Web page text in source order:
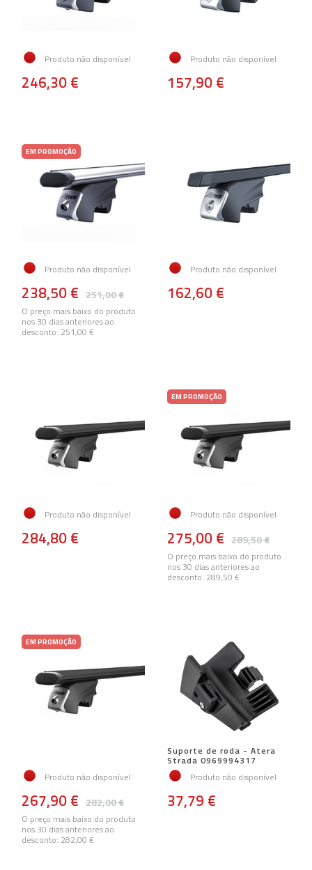
Produto não disponível
246,30 €
Produto não disponível
157,90 €
EM PROMOÇÃO
Produto não disponível
251,00 €
238,50 €
O preço mais baixo do produto
nos 30 dias anteriores ao
desconto: 251,00 €
Produto não disponível
162,60 €
Produto não disponível
284,80 €
EM PROMOÇÃO
Produto não disponível
289,50 €
275,00 €
O preço mais baixo do produto
nos 30 dias anteriores ao
desconto: 289,50 €
EM PROMOÇÃO
Produto não disponível
282,00 €
267,90 €
O preço mais baixo do produto
nos 30 dias anteriores ao
desconto: 282,00 €
Suporte de roda - Atera
Strada 0969994317
Produto não disponível
37,79 €